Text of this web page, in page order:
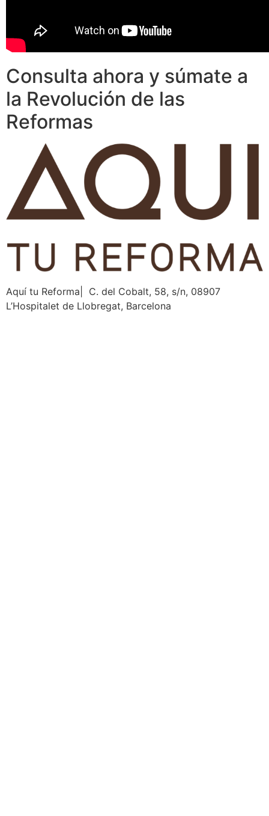
Consulta ahora y súmate a
la Revolución de las
Reformas
Aquí tu Reforma| C. del Cobalt, 58, s/n, 08907
L’Hospitalet de Llobregat, Barcelona